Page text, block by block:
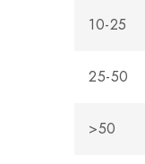
10-25
25-50
>50